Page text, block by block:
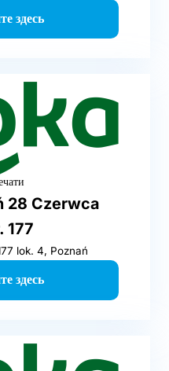
здесь
28 Czerwca
177
lok. 4, Poznań
здесь